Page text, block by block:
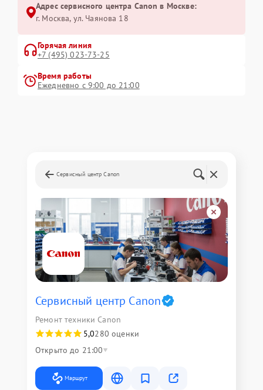
Адрес сервисного центра Canon в Москве:
г. Москва, ул. Чаянова 18
Горячая линия
+7 (495) 023-73-25
Время работы
Ежедневно с 9:00 до 21:00
Сервисный центр Canon
Сервисный центр Canon
Ремонт техники Canon
5,0280 оценки
Открыто до 21:00
Маршрут